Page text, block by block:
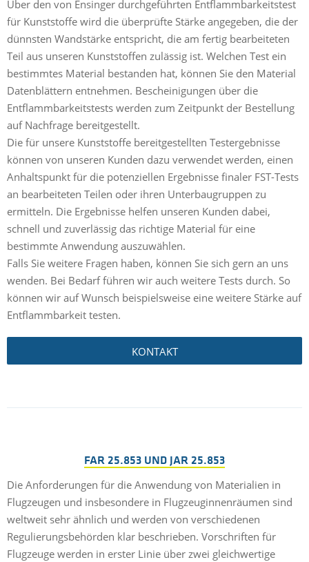
Über den von Ensinger durchgeführten Entflammbarkeitstest
für Kunststoffe wird die überprüfte Stärke angegeben, die der
dünnsten Wandstärke entspricht, die am fertig bearbeiteten
Teil aus unseren Kunststoffen zulässig ist. Welchen Test ein
bestimmtes Material bestanden hat, können Sie den Material
Datenblättern entnehmen. Bescheinigungen über die
Entflammbarkeitstests werden zum Zeitpunkt der Bestellung
auf Nachfrage bereitgestellt.
Die für unsere Kunststoffe bereitgestellten Testergebnisse
können von unseren Kunden dazu verwendet werden, einen
Anhaltspunkt für die potenziellen Ergebnisse finaler FST-Tests
an bearbeiteten Teilen oder ihren Unterbaugruppen zu
ermitteln. Die Ergebnisse helfen unseren Kunden dabei,
schnell und zuverlässig das richtige Material für eine
bestimmte Anwendung auszuwählen.
Falls Sie weitere Fragen haben, können Sie sich gern an uns
wenden. Bei Bedarf führen wir auch weitere Tests durch. So
können wir auf Wunsch beispielsweise eine weitere Stärke auf
Entflammbarkeit testen.
KONTAKT
FAR 25.853 UND JAR 25.853
Die Anforderungen für die Anwendung von Materialien in
Flugzeugen und insbesondere in Flugzeuginnenräumen sind
weltweit sehr ähnlich und werden von verschiedenen
Regulierungsbehörden klar beschrieben. Vorschriften für
Flugzeuge werden in erster Linie über zwei gleichwertige